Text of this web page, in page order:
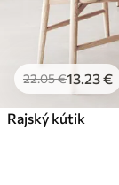
22.05€13 .23€
Rajský kútik